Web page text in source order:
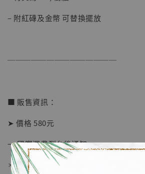
– 附紅磚及金幣 可替換擺放
──────────────
■ 販售資訊：
➤ 價格 580元
→ 國際運費到台後通知
＊運費合理 請安心選購